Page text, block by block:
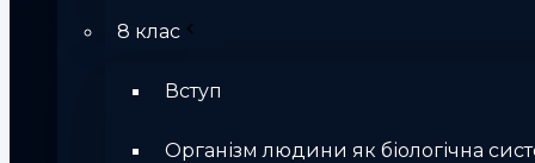
8 клас
Вступ
Організм людини як біологічна